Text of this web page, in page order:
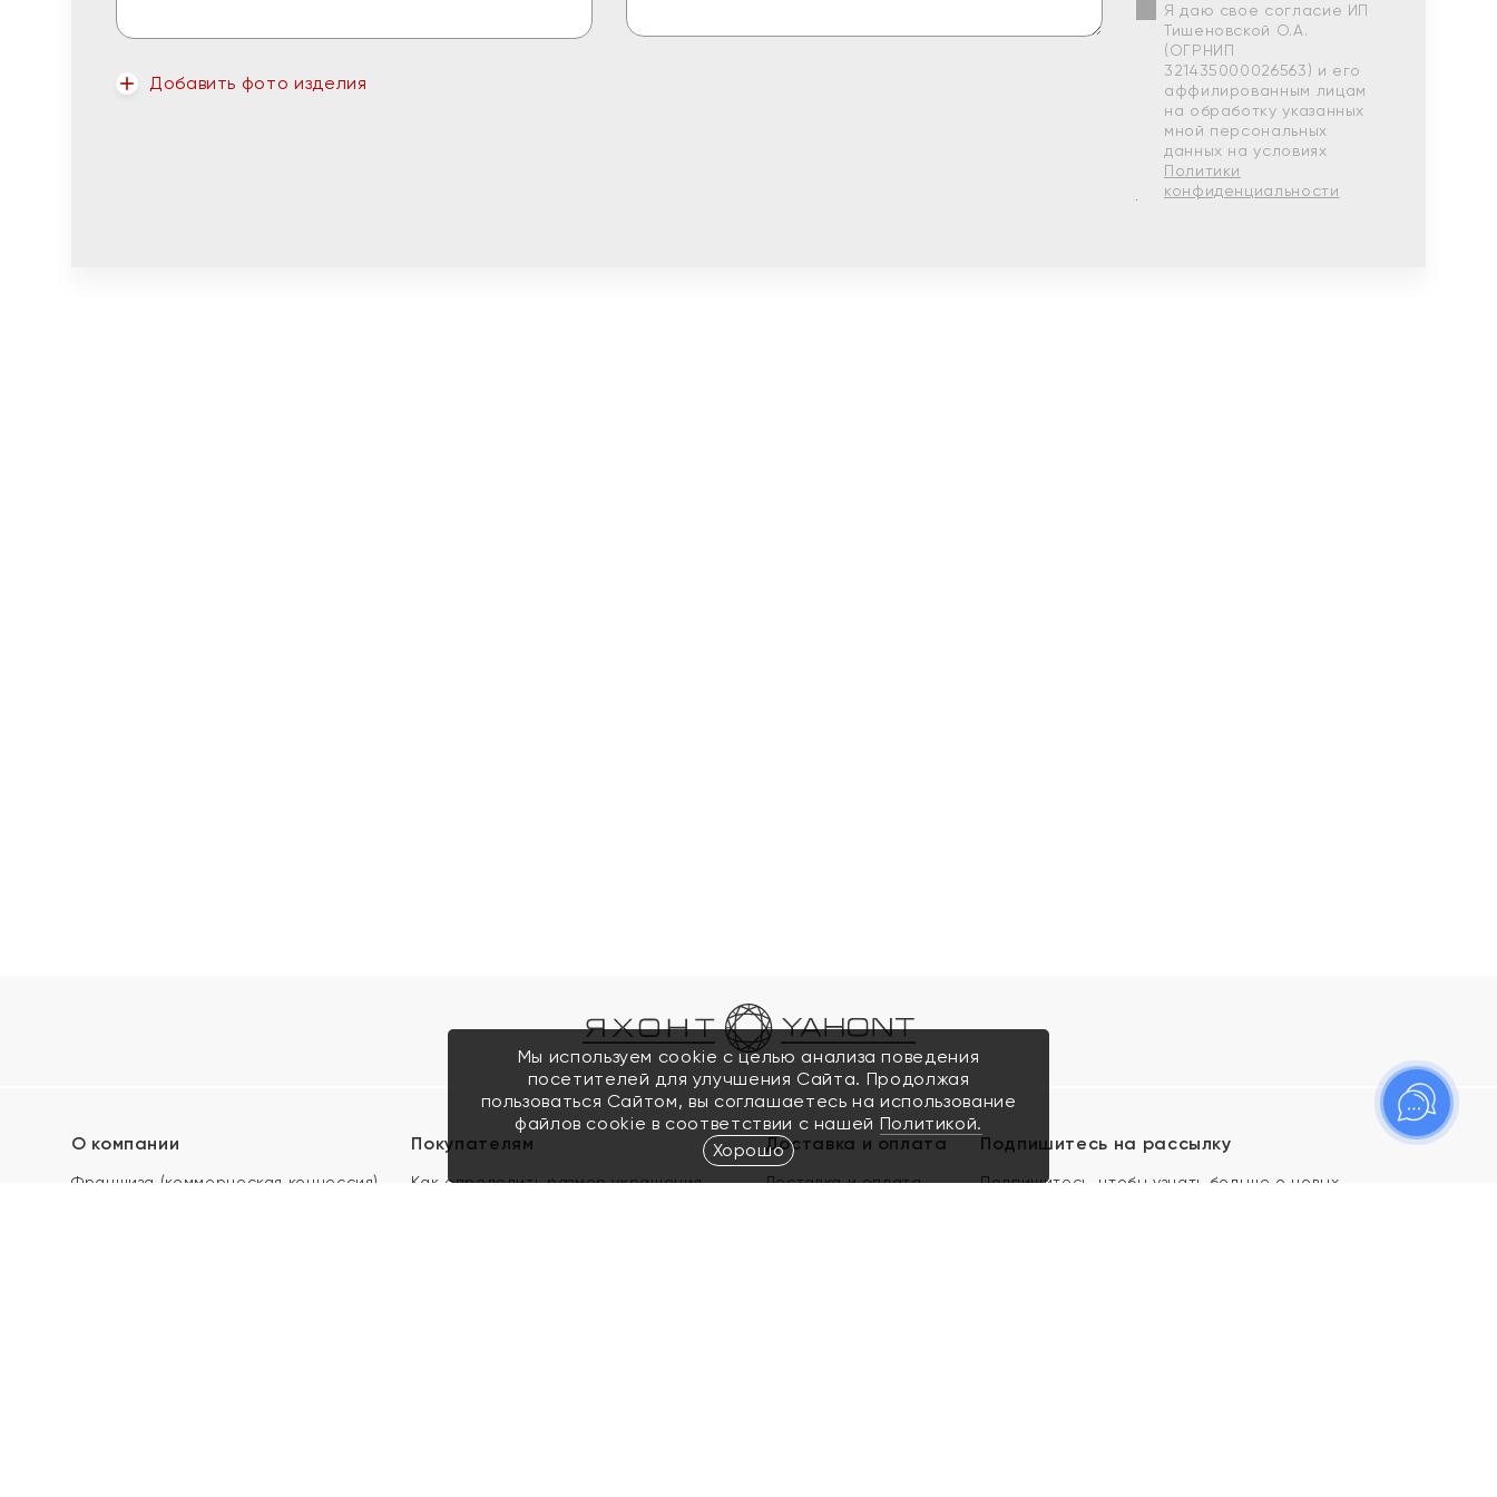
Добавить фото изделия
Я даю свое согласие ИП
Тишеновской О.А.
(ОГРНИП
321435000026563) и его
аффилированным лицам
на обработку указанных
мной персональных
данных на условиях
Политики
конфиденциальности
О компании
Франшиза (коммерческая концессия)
Покупателям
Как определить размер украшения
Доставка и оплата
Доставка и оплата
Подпишитесь на рассылку
Подпишитесь, чтобы узнать больше о новых
Мы используем cookie с целью анализа поведения
посетителей для улучшения Сайта. Продолжая
пользоваться Сайтом, вы соглашаетесь на использование
файлов cookie в соответствии с нашей Политикой.
Хорошо